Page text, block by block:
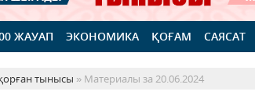
ЖАУАП ЭКОНОМИКА ҚОҒАМ САЯСАТ
тынысы » Материалы за 20.06.2024